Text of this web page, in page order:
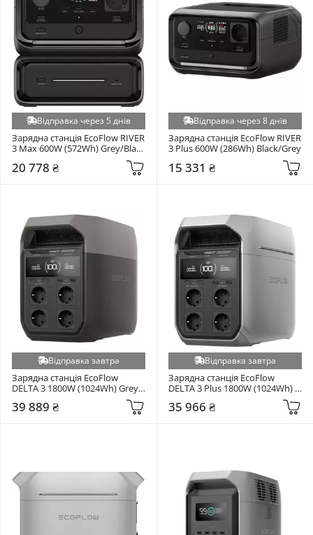
Відправка через 5 днів
Зарядна станція EcoFlow RIVER
3 Max 600W (572Wh) Grey/Black
20 778 ₴
Відправка через 8 днів
Зарядна станція EcoFlow RIVER
3 Plus 600W (286Wh) Black/Grey
15 331 ₴
Відправка завтра
Зарядна станція EcoFlow
DELTA 3 1800W (1024Wh) Grey
39 889 ₴
Відправка завтра
Зарядна станція EcoFlow
DELTA 3 Plus 1800W (1024Wh)
35 966 ₴